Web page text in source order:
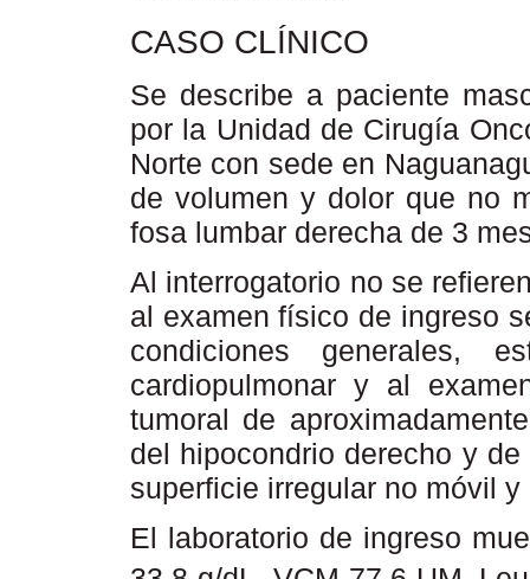
CASO CLÍNICO
Se describe a paciente
por la Unidad de Cirugía
Norte con sede en
de volumen y dolor que no
fosa lumbar derecha de 3
Al interrogatorio no se
al examen físico de ingreso
condiciones generales,
cardiopulmonar y al
tumoral de
del hipocondrio derecho y
superficie irregular no móvil
El laboratorio de ingreso